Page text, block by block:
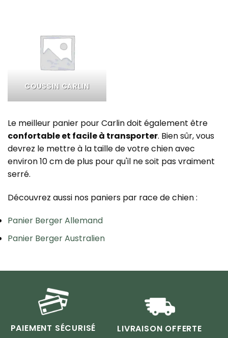
COUSSIN CARLIN
Le meilleur panier pour Carlin doit également être
confortable et facile à transporter. Bien sûr, vous
devrez le mettre à la taille de votre chien avec
environ 10 cm de plus pour qu'il ne soit pas vraiment
serré.
Découvrez aussi nos paniers par race de chien :
Panier Berger Allemand
Panier Berger Australien
PAIEMENT SÉCURISÉ
LIVRAISON OFFERTE